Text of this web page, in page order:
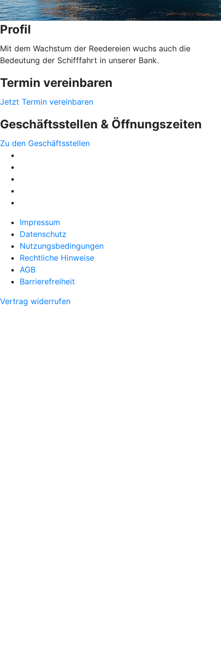
Profil
Mit dem Wachstum der Reedereien wuchs auch die
Bedeutung der Schifffahrt in unserer Bank.
Termin vereinbaren
Jetzt Termin vereinbaren
Geschäftsstellen & Öffnungszeiten
Zu den Geschäftsstellen
Impressum
Datenschutz
Nutzungsbedingungen
Rechtliche Hinweise
AGB
Barrierefreiheit
Vertrag widerrufen